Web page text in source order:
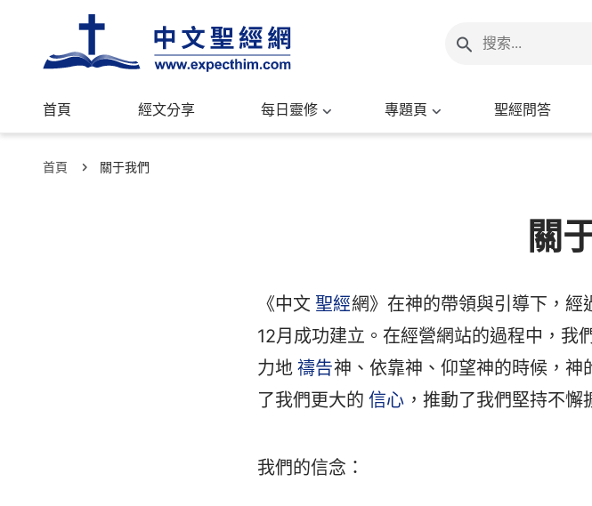
首頁 經文分享 每日靈修 專題頁 聖經問答
首頁 關于我們
關
《中文 聖經網》在神的帶領與引導下，
12月成功建立。在經營網站的過程中，我
力地 禱告神、依靠神、仰望神的時候，
了我們更大的 信心 ，推動了我們堅持不懈
我們的信念：